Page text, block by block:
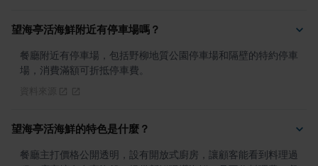
望海亭活海鮮附近有停車場嗎？
餐廳附近有停車場，包括野柳地質公園停車場和隔壁的特約停車
場，消費滿額可折抵停車費。
望海亭活海鮮的特色是什麼？
餐廳主打價格公開透明，設有開放式廚房，讓顧客能看到料理過